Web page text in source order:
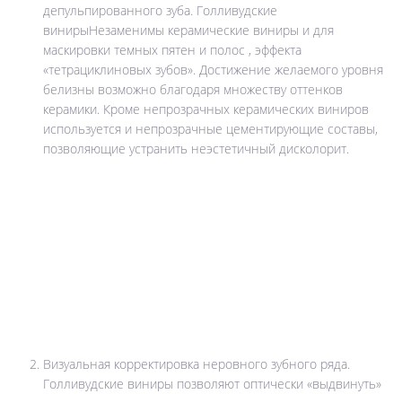
депульпированного зуба. Голливудские
винирыНезаменимы керамические виниры и для
маскировки темных пятен и полос , эффекта
«тетрациклиновых зубов». Достижение желаемого уровня
белизны возможно благодаря множеству оттенков
керамики. Кроме непрозрачных керамических виниров
используется и непрозрачные цементирующие составы,
позволяющие устранить неэстетичный дисколорит.
Визуальная корректировка неровного зубного ряда.
Голливудские виниры позволяют оптически «выдвинуть»